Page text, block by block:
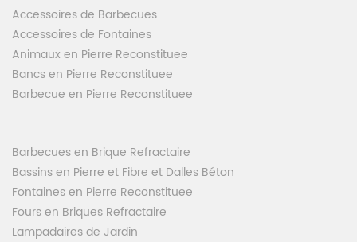
Accessoires de Barbecues
Accessoires de Fontaines
Animaux en Pierre Reconstituee
Bancs en Pierre Reconstituee
Barbecue en Pierre Reconstituee
Barbecues en Brique Refractaire
Bassins en Pierre et Fibre et Dalles Béton
Fontaines en Pierre Reconstituee
Fours en Briques Refractaire
Lampadaires de Jardin